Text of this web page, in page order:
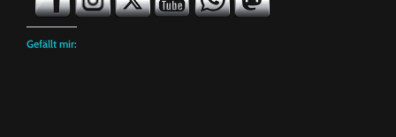
Gefällt mir: